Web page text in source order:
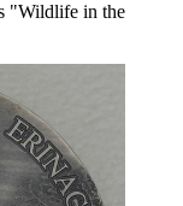
"Wildlife in the